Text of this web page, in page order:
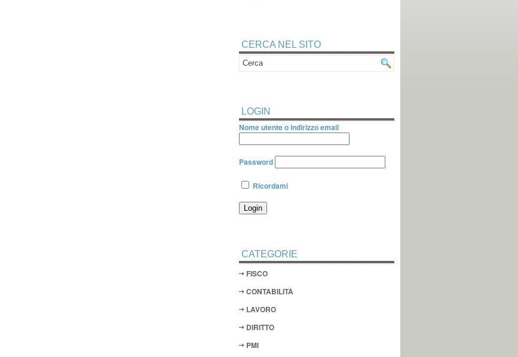
CERCA NEL SITO
LOGIN
Nome utente o indirizzo email
Password
Ricordami
CATEGORIE
FISCO
CONTABILITÀ
LAVORO
DIRITTO
PMI